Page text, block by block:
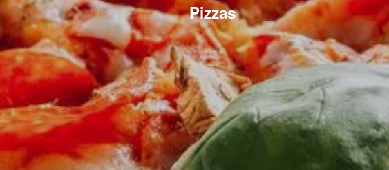
Pizzas